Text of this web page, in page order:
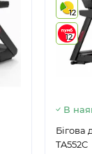
12
12
В
Бігова
TA552C